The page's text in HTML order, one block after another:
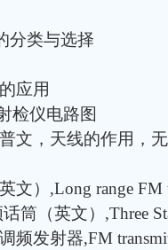
分类与选择
应用
检仪电路图
文，天线的作用，
文）,Long range FM
筒（英文）,Three
频发射器,FM